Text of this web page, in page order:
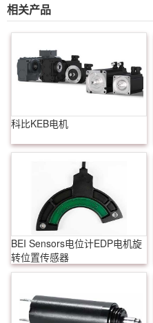
相关产品
科比KEB电机
BEI Sensors电位计EDP电机旋
转位置传感器